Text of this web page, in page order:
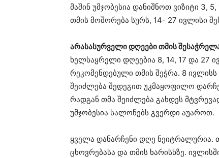
მაშინ უმჯობესია დანიშნოთ ვიზიტი 3,
თმის მოშორება სურს, 14- 27 ივლისი
არასასურველი დღეები თმის
ხელსაყრელი დღეებია 8, 14, 17 და 27
რეკომენდებული თმის შეჭრა. 8
შეიძლება შედეგით უკმაყოფილო
რადგან თმა შეიძლება გახდეს
უმჯობესია სალონებს გვერდი აუაროთ.
ყველა დანარჩენი დღე ნეიტრალურია.
ცხოვრებასა და თმის ხარისხზე.